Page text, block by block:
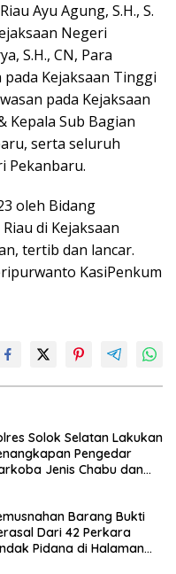
Ayu Agung, S.H., S.
Negeri
S.H., CN, Para
Kejaksaan Tinggi
pada Kejaksaan
Kepala Sub Bagian
serta seluruh
Pekanbaru.
oleh Bidang
di Kejaksaan
tertib dan lancar.
KasiPenkum
Solok Selatan Lakukan
Pengedar
Jenis Chabu dan
Barang Bukti
Dari 42 Perkara
Pidana di Halaman